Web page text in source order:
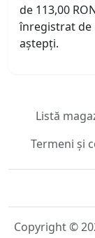
de 113,00
înregistrat de
aștepți.
Listă
Termeni și
Copyright ©